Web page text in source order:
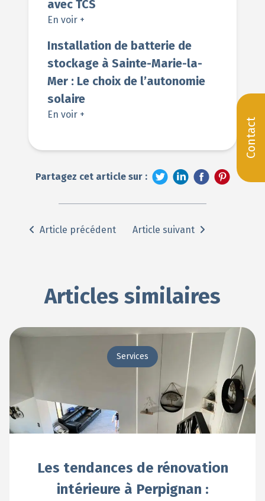
Contact
avec TCS
En voir +
Installation de batterie de
stockage à Sainte-Marie-la-
Mer : Le choix de l’autonomie
solaire
En voir +
Partagez cet article sur :
Article précédent Article suivant
Articles similaires
Services
Les tendances de rénovation
intérieure à Perpignan :